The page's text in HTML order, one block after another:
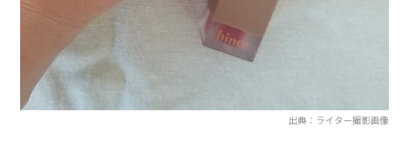
出典：ライター撮影画像